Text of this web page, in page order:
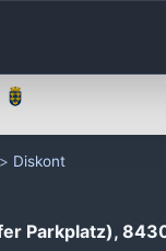
Diskont
Parkplatz),